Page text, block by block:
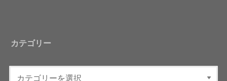
カテゴリー